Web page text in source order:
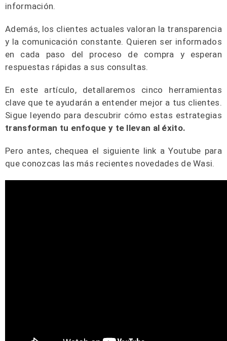
información.
Además, los clientes actuales valoran la transparencia
y la comunicación constante. Quieren ser informados
en cada paso del proceso de compra y esperan
respuestas rápidas a sus consultas.
En este artículo, detallaremos cinco herramientas
clave que te ayudarán a entender mejor a tus clientes.
Sigue leyendo para descubrir cómo estas estrategias
transforman tu enfoque y te llevan al éxito.
Pero antes, chequea el siguiente link a Youtube para
que conozcas las más recientes novedades de Wasi.